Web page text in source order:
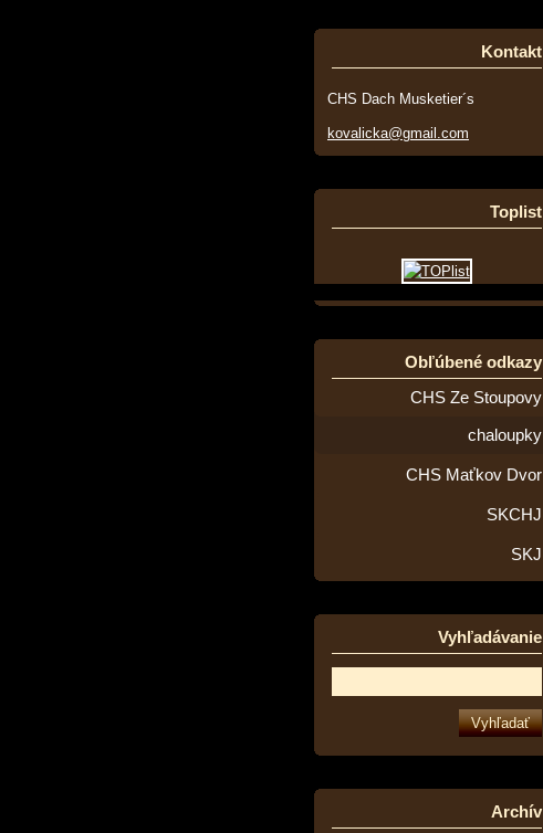
Kontakt
CHS Dach Musketier´s
kovalicka@gmail.com
Toplist
Obľúbené odkazy
CHS Ze Stoupovy
chaloupky
CHS Maťkov Dvor
SKCHJ
SKJ
Vyhľadávanie
Archív